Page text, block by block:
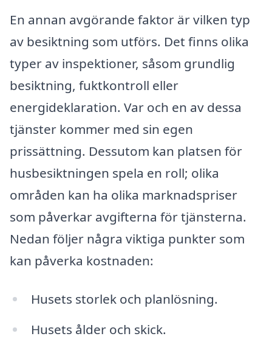
En annan avgörande faktor är vilken typ
av besiktning som utförs. Det finns olika
typer av inspektioner, såsom grundlig
besiktning, fuktkontroll eller
energideklaration. Var och en av dessa
tjänster kommer med sin egen
prissättning. Dessutom kan platsen för
husbesiktningen spela en roll; olika
områden kan ha olika marknadspriser
som påverkar avgifterna för tjänsterna.
Nedan följer några viktiga punkter som
kan påverka kostnaden:
Husets storlek och planlösning.
Husets ålder och skick.